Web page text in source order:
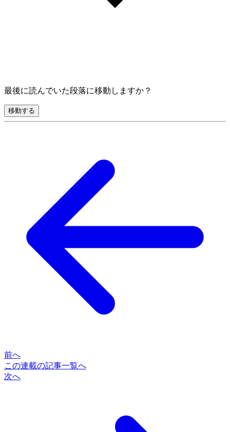
最後に読んでいた段落に移動しますか？
移動する
前へ
この連載の記事一覧へ
次へ